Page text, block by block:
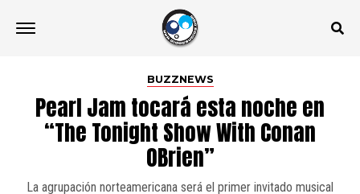
BUZZNEWS
Pearl Jam tocará esta noche en
“The Tonight Show With Conan
OBrien”
La agrupación norteamericana será el primer invitado musical